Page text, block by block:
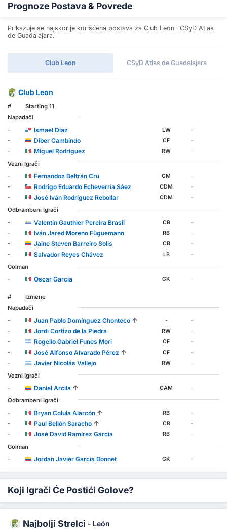
Prognoze Postava & Povrede
Prikazuje se najskorije korišćena postava za Club Leon i CSyD Atlas
de Guadalajara.
Club Leon CSyD Atlas de Guadalajara
Club Leon
#
Starting 11
Napadači
- Ismael Díaz LW
-
-
Diber Cambindo CF
-
-
Miguel Rodriguez RW -
Vezni Igrači
- Fernandoz Beltrán Cru CM
-
-
Rodrigo Eduardo Echeverría Sáez CDM
-
-
José Iván Rodríguez Rebollar CDM -
Odbrambeni Igrači
- Valentín Gauthier Pereira Brasil CB
-
-
Iván Jared Moreno Füguemann RB
-
-
Jaine Steven Barreiro Solis CB
-
-
Salvador Reyes Chávez LB -
Golman
- Oscar García GK -
#
Izmene
Napadači
- Juan Pablo Domínguez Chonteco ↑ -
-
-
Jordi Cortizo de la Piedra RW
-
-
Rogelio Gabriel Funes Mori CF
-
-
José Alfonso Alvarado Pérez ↑ CF
-
-
Javier Nicolás Vallejo RW -
Vezni Igrači
- Daniel Arcila ↑ CAM -
Odbrambeni Igrači
- Bryan Colula Alarcón ↑ RB
-
-
Paul Bellón Saracho ↑ CB
-
-
José David Ramírez García RB -
Golman
- Jordan Javier García Bonnet GK -
Koji Igrači Će Postići Golove?
Najbolji Strelci - León